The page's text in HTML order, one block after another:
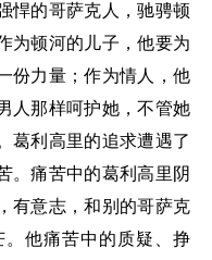
悍的哥萨克人，驰骋顿
为顿河的儿子，他要为
份力量；作为情人，他
人那样呵护她，不管她
葛利高里的追求遭遇了
。痛苦中的葛利高里阴
有意志，和别的哥萨克
他痛苦中的质疑、挣